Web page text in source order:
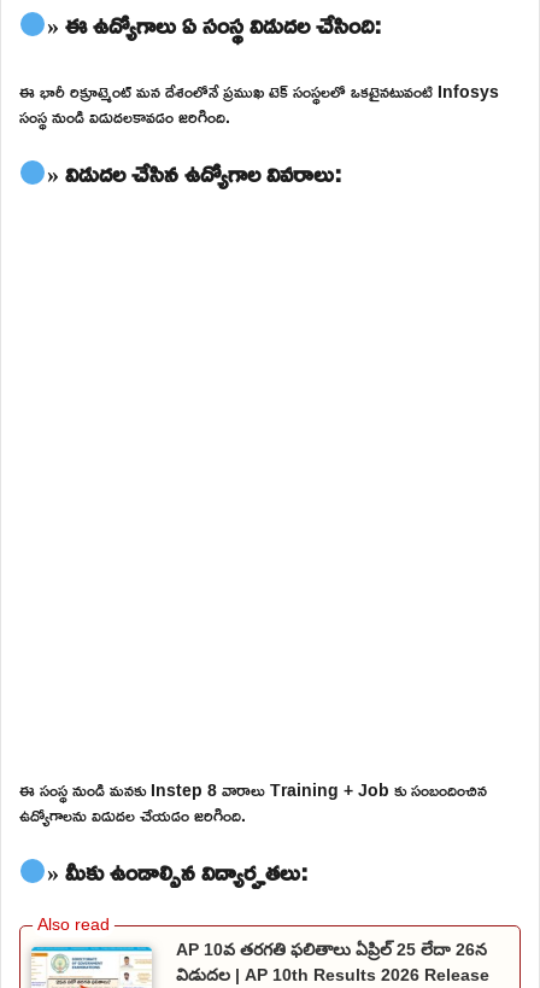
» ఈ ఉద్యోగాలు ఏ సంస్థ విడుదల చేసింది:
ఈ భారీ రిక్రూట్మెంట్ మన దేశంలోనే ప్రముఖ టెక్ సంస్థలలో ఒకటైనటువంటి Infosys
సంస్థ నుండి విడుదలకావడం జరిగింది.
» విడుదల చేసిన ఉద్యోగాల వివరాలు:
ఈ సంస్థ నుండి మనకు Instep 8 వారాలు Training + Job కు సంబందించిన
ఉద్యోగాలను విడుదల చేయడం జరిగింది.
» మీకు ఉండాల్సిన విద్యార్హతలు:
AP 10వ తరగతి ఫలితాలు ఏప్రిల్ 25 లేదా 26న
విడుదల | AP 10th Results 2026 Release